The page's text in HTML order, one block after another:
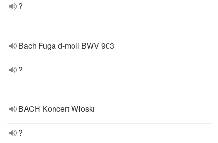
?
Bach Fuga d-moll BWV 903
?
BACH Koncert Włoski
?